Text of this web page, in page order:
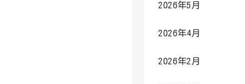
2026年5月
2026年4月
2026年2月